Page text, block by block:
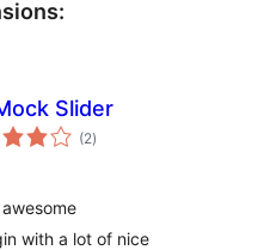
Slider
(2puntuacions
totals
)
with a lot of nice